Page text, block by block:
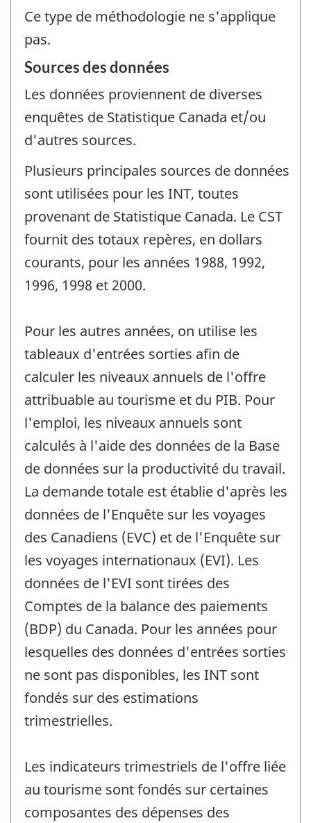
Ce type de méthodologie ne s'applique
pas.
Sources des données
Les données proviennent de diverses
enquêtes de Statistique Canada et/ou
d'autres sources.
Plusieurs principales sources de données
sont utilisées pour les INT, toutes
provenant de Statistique Canada. Le CST
fournit des totaux repères, en dollars
courants, pour les années 1988, 1992,
1996, 1998 et 2000.
Pour les autres années, on utilise les
tableaux d'entrées sorties afin de
calculer les niveaux annuels de l'offre
attribuable au tourisme et du PIB. Pour
l'emploi, les niveaux annuels sont
calculés à l'aide des données de la Base
de données sur la productivité du travail.
La demande totale est établie d'après les
données de l'Enquête sur les voyages
des Canadiens (EVC) et de l'Enquête sur
les voyages internationaux (EVI). Les
données de l'EVI sont tirées des
Comptes de la balance des paiements
(BDP) du Canada. Pour les années pour
lesquelles des données d'entrées sorties
ne sont pas disponibles, les INT sont
fondés sur des estimations
trimestrielles.
Les indicateurs trimestriels de l'offre liée
au tourisme sont fondés sur certaines
composantes des dépenses des